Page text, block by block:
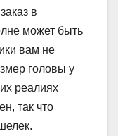
в
может быть
вам не
головы у
реалиях
так что